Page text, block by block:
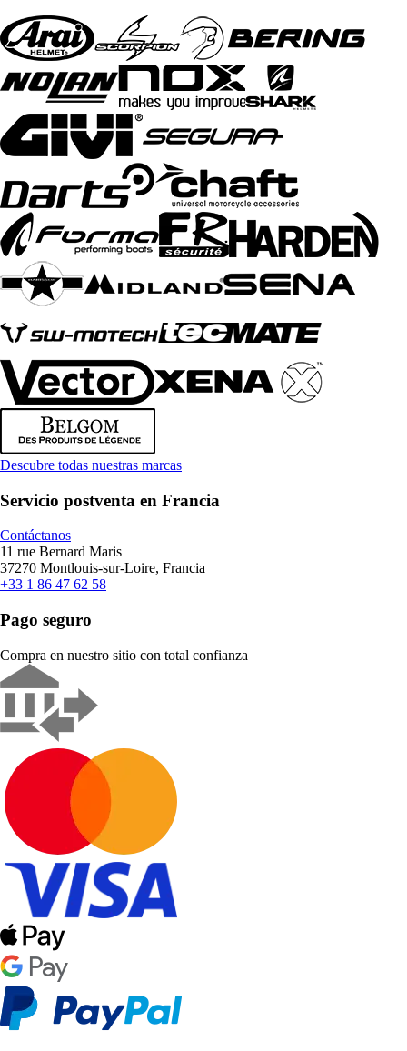
Descubre todas nuestras marcas
Servicio postventa en Francia
Contáctanos
11 rue Bernard Maris
37270 Montlouis-sur-Loire, Francia
+33 1 86 47 62 58
Pago seguro
Compra en nuestro sitio con total confianza